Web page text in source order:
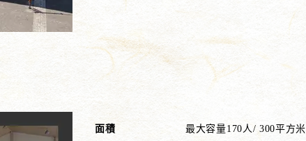
面積 最大容量170人/ 300平方米